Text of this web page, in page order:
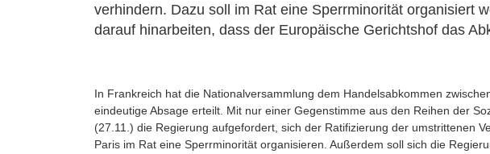
verhindern. Dazu soll im Rat eine Sperrminorität organisiert
darauf hinarbeiten, dass der Europäische Gerichtshof das
In Frankreich hat die Nationalversammlung dem Handelsabkommen
eindeutige Absage erteilt. Mit nur einer Gegenstimme aus den Reihen der
(27.11.) die Regierung aufgefordert, sich der Ratifizierung der umstrittenen
Paris im Rat eine Sperrminorität organisieren. Außerdem soll sich die